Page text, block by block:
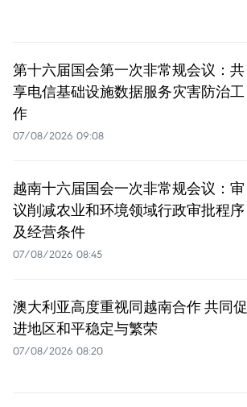
第十六届国会第一次非常规会议：共
享电信基础设施数据服务灾害防治工
作
07/08/2026 09:08
越南十六届国会一次非常规会议：审
议削减农业和环境领域行政审批程序
及经营条件
07/08/2026 08:45
澳大利亚高度重视同越南合作 共同促
进地区和平稳定与繁荣
07/08/2026 08:20